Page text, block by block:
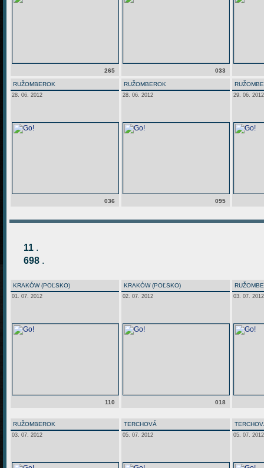
265 033
RUŽOMBEROK
28. 06. 2012
036
RUŽOMBEROK
28. 06. 2012
095
29. 06. 2012
11 .
698 .
KRAKÓW (POĽSKO)
01. 07. 2012
110
KRAKÓW (POĽSKO)
02. 07. 2012
018
03. 07. 2012
RUŽOMBEROK
03. 07. 2012
TERCHOVÁ
05. 07. 2012 05. 07. 2012